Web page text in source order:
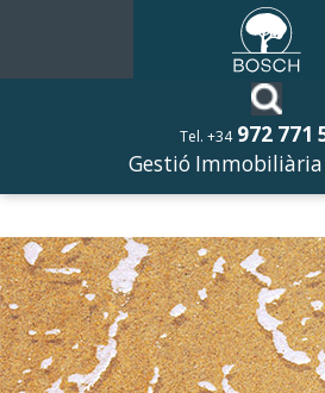
Tel. +34 972 771
Gestió